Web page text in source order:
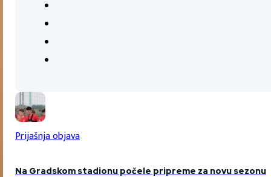
Prijašnja objava
Na Gradskom stadionu počele pripreme za novu sezonu